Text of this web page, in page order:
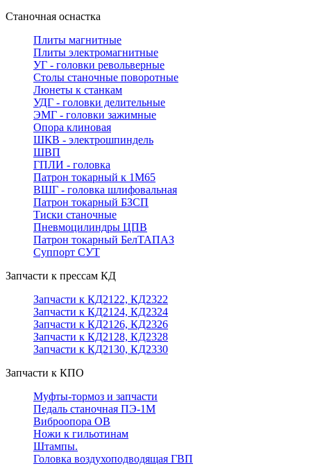
Станочная оснастка
Плиты магнитные
Плиты электромагнитные
УГ - головки револьверные
Столы станочные поворотные
Люнеты к станкам
УДГ - головки делительные
ЭМГ - головки зажимные
Опора клиновая
ШКВ - электрошпиндель
ШВП
ГПЛИ - головка
Патрон токарный к 1М65
ВШГ - головка шлифовальная
Патрон токарный БЗСП
Тиски станочные
Пневмоцилиндры ЦПВ
Патрон токарный БелТАПАЗ
Суппорт СУТ
Запчасти к прессам КД
Запчасти к КД2122, КД2322
Запчасти к КД2124, КД2324
Запчасти к КД2126, КД2326
Запчасти к КД2128, КД2328
Запчасти к КД2130, КД2330
Запчасти к КПО
Муфты-тормоз и запчасти
Педаль станочная ПЭ-1М
Виброопора ОВ
Ножи к гильотинам
Штампы.
Головка воздухоподводящая ГВП